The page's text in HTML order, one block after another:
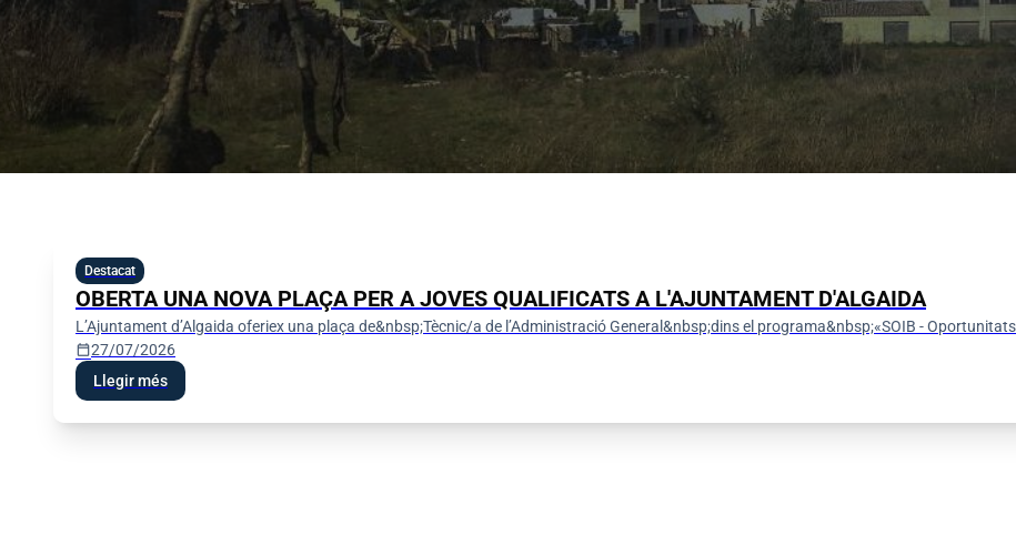
Destacat
OBERTA UNA NOVA PLAÇA PER A JOVES QUALIFICATS A L'AJUNTAMENT D'ALGAIDA
L’Ajuntament d’Algaida oferiex una plaça de&nbsp;Tècnic/a de l’Administració General&nbsp;dins el programa&nbsp;«SOIB -
calendar_today27/07/2026
Llegir més